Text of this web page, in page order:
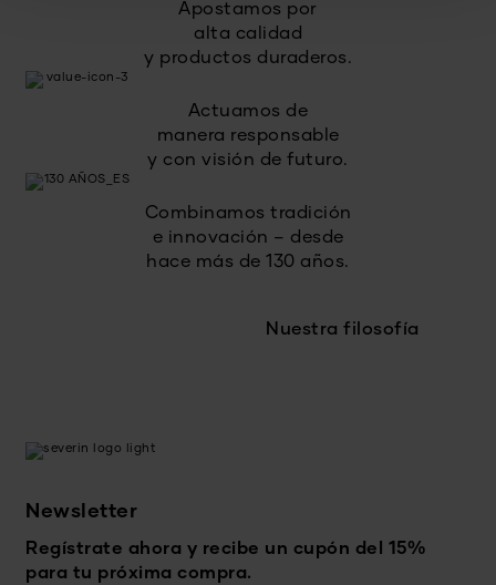
Apostamos por
alta calidad
y productos duraderos.
Actuamos de
manera responsable
y con visión de futuro.
Combinamos tradición
e innovación – desde
hace más de 130 años.
Nuestra filosofía
Newsletter
Regístrate ahora y recibe un cupón del 15%
para tu próxima compra.